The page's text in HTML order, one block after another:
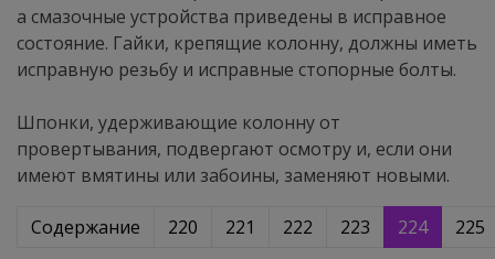
а смазочные устройства приведены в исправное
состояние. Гайки, крепящие колонну, должны иметь
исправную резьбу и исправные стопорные болты.
Шпонки, удерживающие колонну от
провертывания, подвергают осмотру и, если они
имеют вмятины или забоины, заменяют новыми.
Содержание 220 221 222 223 224 225